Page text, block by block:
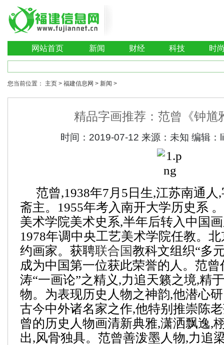
网站首页 新闻 财经 科技 时
您当前位置： 主页 > 福建信息网 > 新闻 >
精品字画推荐：范曾《钟馗
时间： 2019-07-12 来源： 未知 编辑：
范曾,1938年7月5日生,江苏南通人
斋主。1955年考入南开大学历史系
美术学院美术史系,半年后转入中国
1978年调中央工艺美术学院任教。
约画家。获聘联合国教科文组织“多
成为中国第一位获此荣誉的人。范
涛“一画论”之精义,力追天籁之境,精
物。为表现历史人物之神韵,他潜心
古今中外诸名家之作,他特别推崇陈
曾的历史人物画清新典雅,潇洒飘逸,
出,风骨独具。范曾善泼墨人物,力追